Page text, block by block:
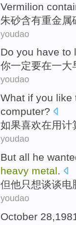
Vermilion
朱砂含有重金属
youdao
Do you have to
你一定要在一大
youdao
What if you like
computer?
如果喜欢在用计
youdao
But all he
heavy metal.
但他只想谈谈电
youdao
October 28